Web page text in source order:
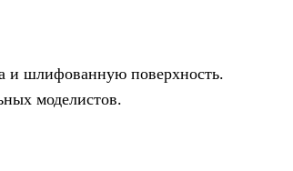
и шлифованную поверхность.
моделистов.